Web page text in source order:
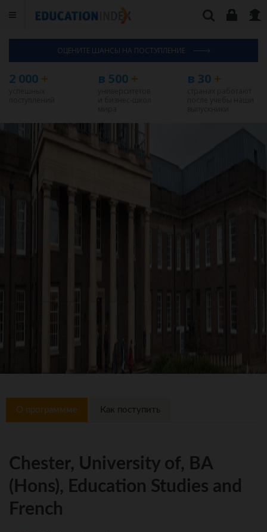
ОЦЕНИТЕ ШАНСЫ НА ПОСТУПЛЕНИЕ
2 000 + в 500 + в 30+
О программме Как поступить
Chester, University of, BA
(Hons), Education Studies and
French